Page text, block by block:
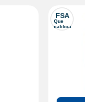
FSA
Que
califica